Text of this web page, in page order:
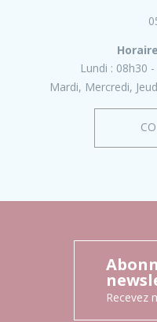
Lundi : 08h30
Mardi, Mercredi,
Recevez